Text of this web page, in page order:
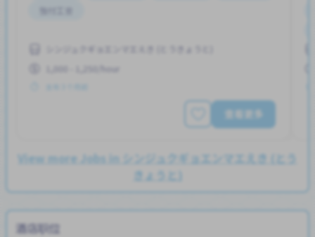
预付工资
シンジュクギョエンマエえき (とうきょうと)
1,000 - 1,250/hour
查看更多
View more Jobs in シンジュクギョエンマエえき (とう
きょうと)
酒店职位